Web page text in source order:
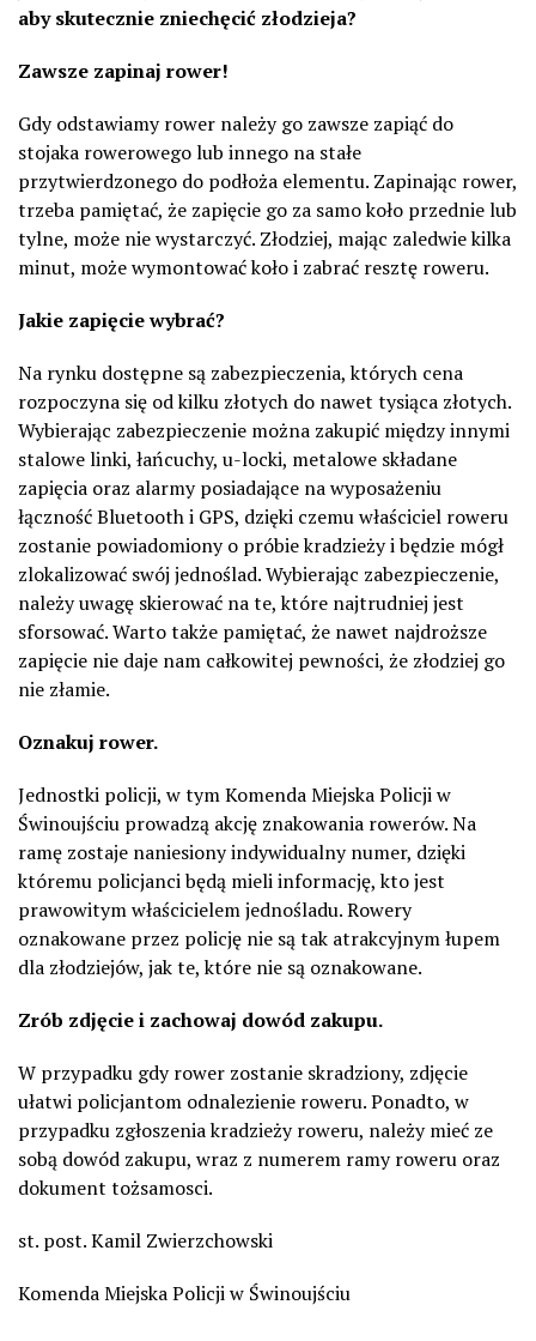
aby skutecznie zniechęcić złodzieja?
Zawsze zapinaj rower!
Gdy odstawiamy rower należy go zawsze zapiąć do
stojaka rowerowego lub innego na stałe
przytwierdzonego do podłoża elementu. Zapinając rower,
trzeba pamiętać, że zapięcie go za samo koło przednie lub
tylne, może nie wystarczyć. Złodziej, mając zaledwie kilka
minut, może wymontować koło i zabrać resztę roweru.
Jakie zapięcie wybrać?
Na rynku dostępne są zabezpieczenia, których cena
rozpoczyna się od kilku złotych do nawet tysiąca złotych.
Wybierając zabezpieczenie można zakupić między innymi
stalowe linki, łańcuchy, u-locki, metalowe składane
zapięcia oraz alarmy posiadające na wyposażeniu
łączność Bluetooth i GPS, dzięki czemu właściciel roweru
zostanie powiadomiony o próbie kradzieży i będzie mógł
zlokalizować swój jednoślad. Wybierając zabezpieczenie,
należy uwagę skierować na te, które najtrudniej jest
sforsować. Warto także pamiętać, że nawet najdroższe
zapięcie nie daje nam całkowitej pewności, że złodziej go
nie złamie.
Oznakuj rower.
Jednostki policji, w tym Komenda Miejska Policji w
Świnoujściu prowadzą akcję znakowania rowerów. Na
ramę zostaje naniesiony indywidualny numer, dzięki
któremu policjanci będą mieli informację, kto jest
prawowitym właścicielem jednośladu. Rowery
oznakowane przez policję nie są tak atrakcyjnym łupem
dla złodziejów, jak te, które nie są oznakowane.
Zrób zdjęcie i zachowaj dowód zakupu.
W przypadku gdy rower zostanie skradziony, zdjęcie
ułatwi policjantom odnalezienie roweru. Ponadto, w
przypadku zgłoszenia kradzieży roweru, należy mieć ze
sobą dowód zakupu, wraz z numerem ramy roweru oraz
dokument tożsamosci.
st. post. Kamil Zwierzchowski
Komenda Miejska Policji w Świnoujściu